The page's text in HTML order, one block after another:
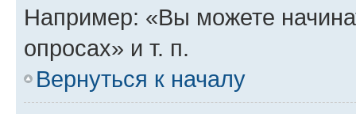
Например: «Вы можете
опросах» и т. п.
Вернуться к началу